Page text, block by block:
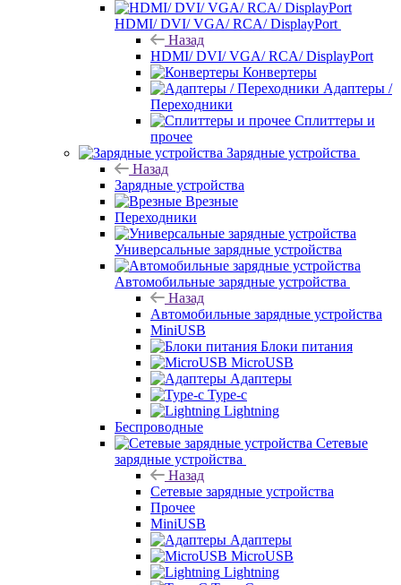
HDMI/ DVI/ VGA/ RCA/ DisplayPort
Назад
HDMI/ DVI/ VGA/ RCA/ DisplayPort
Конвертеры
Адаптеры /
Переходники
Сплиттеры и
прочее
Зарядные устройства
Назад
Зарядные устройства
Врезные
Переходники
Универсальные зарядные устройства
Автомобильные зарядные устройства
Назад
Автомобильные зарядные устройства
MiniUSB
Блоки питания
MicroUSB
Адаптеры
Type-c
Lightning
Беспроводные
Сетевые
зарядные устройства
Назад
Сетевые зарядные устройства
Прочее
MiniUSB
Адаптеры
MicroUSB
Lightning